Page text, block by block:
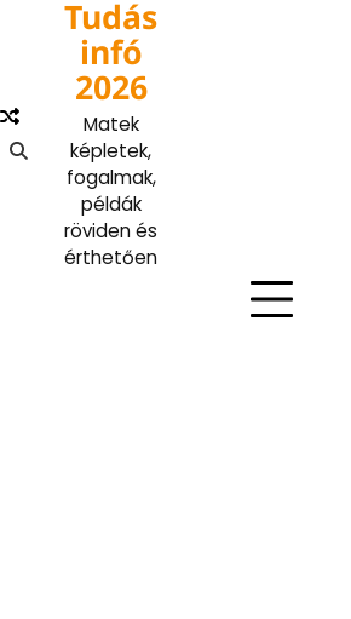
Tudás
infó
2026
Matek
képletek,
fogalmak,
példák
röviden és
érthetően